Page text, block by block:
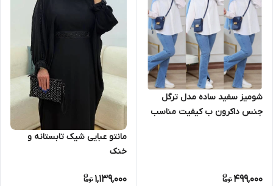
شومیز سفید ساده مدل ترگل
جنس داکرون ب کیفیت مناسب
499,000
مانتو عبایی شیک تابستانه و
خنک
1,139,000